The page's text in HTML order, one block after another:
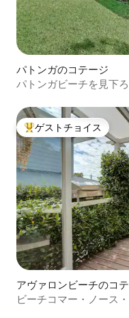
パトンガのコテージ
パトンガビーチを見下
大好評のゲストチョイ
ゲストチョイス
アヴァロンビーチのコ
ビーチコマー・ノース